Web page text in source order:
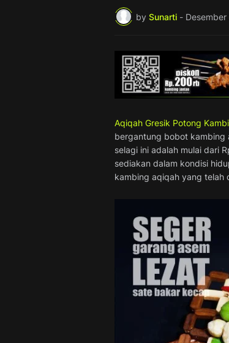
by Sunarti - Desember
Aqiqah Gresik Potong
bergantung bobot kambing
selagi ini adalah mulai dari
sediakan dalam kondisi
kambing aqiqah yang telah